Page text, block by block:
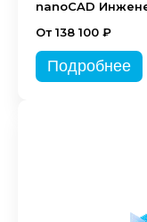
nanoCAD
От 138 100 ₽
Подробнее